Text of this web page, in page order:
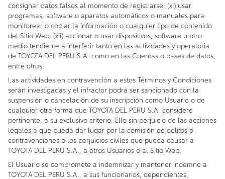
consignar datos falsos al momento de registrarse, (xi) usar
programas, software o aparatos automáticos o manuales para
monitorear o copiar la información o cualquier tipo de contenido
del Sitio Web, (xii) accionar o usar dispositivos, software u otro
medio tendiente a interferir tanto en las actividades y operatoria
de TOYOTA DEL PERU S.A. como en las Cuentas o bases de datos,
entre otros.
Las actividades en contravención a estos Términos y Condiciones
serán investigadas y el infractor podrá ser sancionado con la
suspensión o cancelación de su inscripción como Usuario o de
cualquier otra forma que TOYOTA DEL PERU S.A. considere
pertinente, a su exclusivo criterio. Ello sin perjuicio de las acciones
legales a que pueda dar lugar por la comisión de delitos o
contravenciones o los perjuicios civiles que pueda causar a
TOYOTA DEL PERU S.A., a otros Usuarios o al Sitio Web.
El Usuario se compromete a indemnizar y mantener indemne a
TOYOTA DEL PERU S.A., a sus funcionarios, dependientes,